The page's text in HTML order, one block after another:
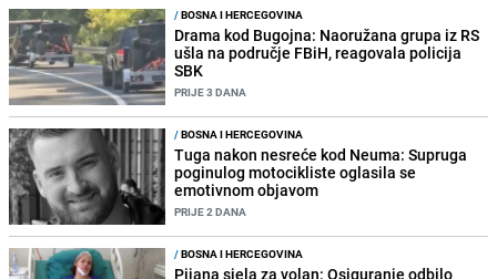
/BOSNA I HERCEGOVINA
Drama kod Bugojna: Naoružana grupa iz RS
ušla na područje FBiH, reagovala policija
SBK
PRIJE 3 DANA
/BOSNA I HERCEGOVINA
Tuga nakon nesreće kod Neuma: Supruga
poginulog motocikliste oglasila se
emotivnom objavom
PRIJE 2 DANA
/BOSNA I HERCEGOVINA
Pijana sjela za volan: Osiguranje odbilo